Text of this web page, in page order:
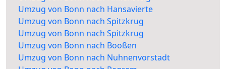
Umzug von Bonn nach Hansavierte
Umzug von Bonn nach Spitzkrug
Umzug von Bonn nach Spitzkrug
Umzug von Bonn nach Booßen
Umzug von Bonn nach Nuhnenvorstadt